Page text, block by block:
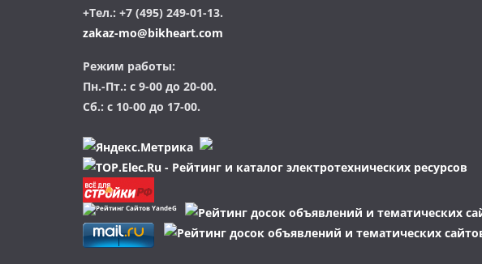
+Тел.: +7 (495) 249-01-13.
zakaz-mo@bikheart.com
Режим работы:
Пн.-Пт.: с 9-00 до 20-00.
Сб.: с 10-00 до 17-00.